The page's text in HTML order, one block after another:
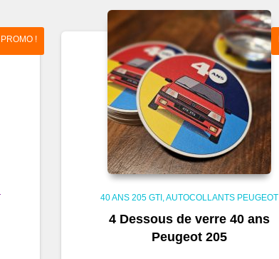
PROMO !
40 ANS 205 GTI AUTOCOLLANTS PEUGEOT
4 Dessous de verre 40 ans
Peugeot 205